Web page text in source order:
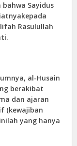
Sayidus
Rasulullah
al-Husain
berakibat
dan ajaran
(kewajiban
yang hanya